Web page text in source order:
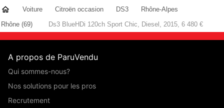
Voiture Citroën occasion DS3
Rhône-Alpes
Rhône (69)
Ds3 BlueHDi 120ch Sport Chic, Diesel, 2015, 6 480 €
A propos de ParuVendu
Qui sommes-nous?
Nos solutions pour les pros
Recrutement